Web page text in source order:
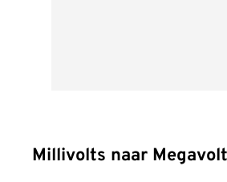
Millivolts naar